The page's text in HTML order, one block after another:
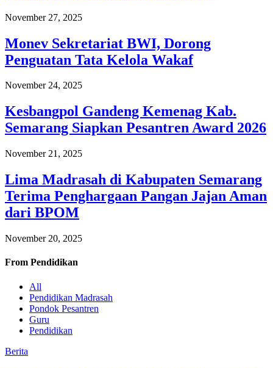
November 27, 2025
Monev Sekretariat BWI, Dorong
Penguatan Tata Kelola Wakaf
November 24, 2025
Kesbangpol Gandeng Kemenag Kab.
Semarang Siapkan Pesantren Award 2026
November 21, 2025
Lima Madrasah di Kabupaten Semarang
Terima Penghargaan Pangan Jajan Aman
dari BPOM
November 20, 2025
From Pendidikan
All
Pendidikan Madrasah
Pondok Pesantren
Guru
Pendidikan
Berita